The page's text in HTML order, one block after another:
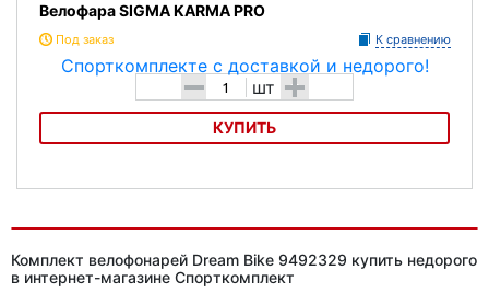
Велофара SIGMA KARMA PRO
Под заказ К сравнению
- шт +
КУПИТЬ
Комплект велофонарей Dream Bike 9492329 купить недорого
в интернет-магазине Спорткомплект